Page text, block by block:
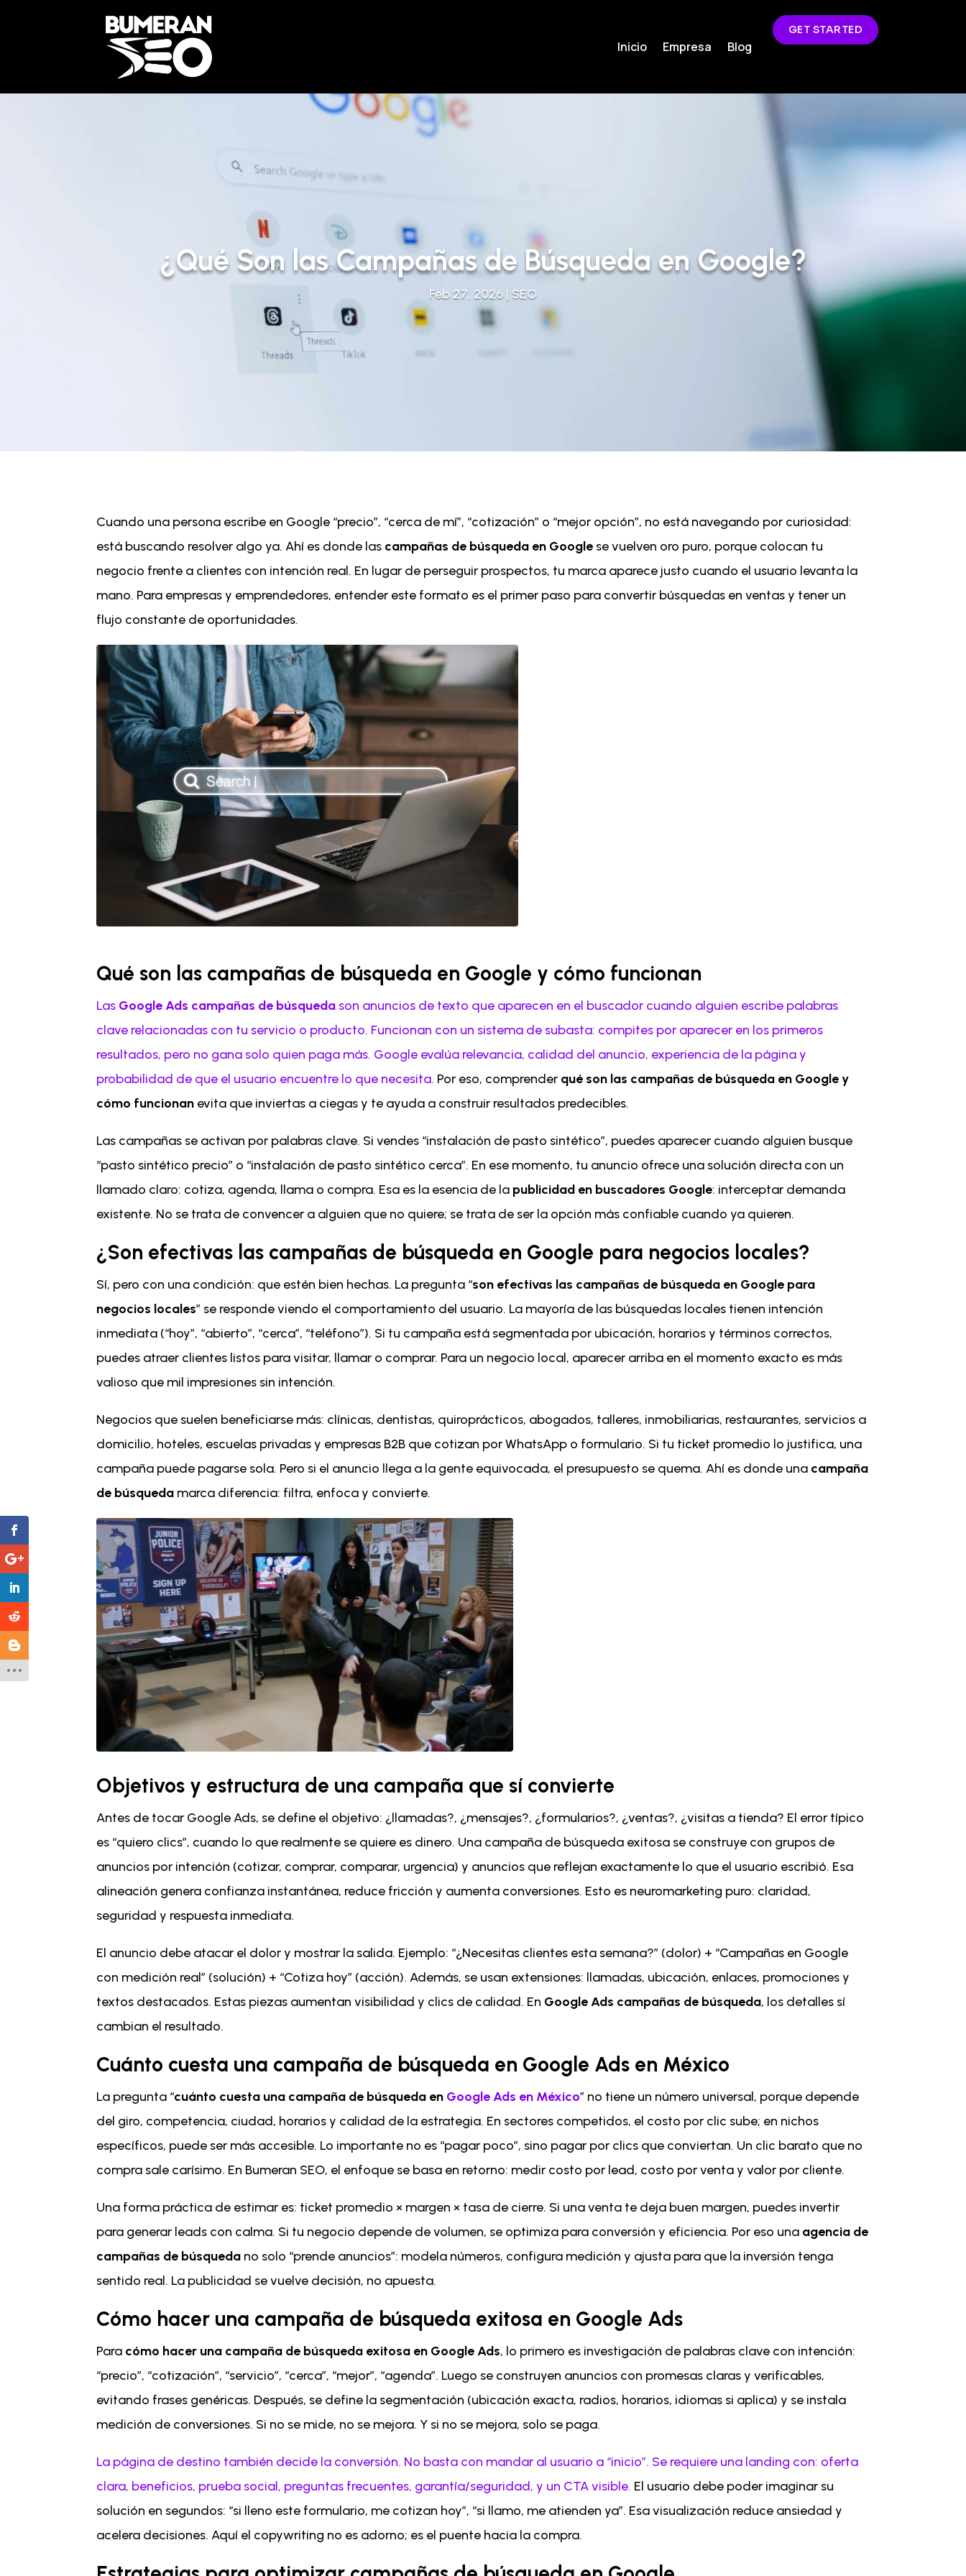
Inicio Empresa Blog
GET STARTED
¿Qué Son las Campañas de Búsqueda en Google?
Feb 27, 2026 | SEO
Cuando una persona escribe en Google “precio”, “cerca de mí”, “cotización” o “mejor opción”, no está navegando por curiosidad:
está buscando resolver algo ya. Ahí es donde las campañas de búsqueda en Google se vuelven oro puro, porque colocan tu
negocio frente a clientes con intención real. En lugar de perseguir prospectos, tu marca aparece justo cuando el usuario levanta la
mano. Para empresas y emprendedores, entender este formato es el primer paso para convertir búsquedas en ventas y tener un
flujo constante de oportunidades.
Qué son las campañas de búsqueda en Google y cómo funcionan
Las Google Ads campañas de búsqueda son anuncios de texto que aparecen en el buscador cuando alguien escribe palabras
clave relacionadas con tu servicio o producto. Funcionan con un sistema de subasta: compites por aparecer en los primeros
resultados, pero no gana solo quien paga más. Google evalúa relevancia, calidad del anuncio, experiencia de la página y
probabilidad de que el usuario encuentre lo que necesita. Por eso, comprenderqué son las campañas de búsqueda en Google y
cómo funcionan evita que inviertas a ciegas y te ayuda a construir resultados predecibles.
Las campañas se activan por palabras clave. Si vendes “instalación de pasto sintético”, puedes aparecer cuando alguien busque
“pasto sintético precio” o “instalación de pasto sintético cerca”. En ese momento, tu anuncio ofrece una solución directa con un
llamado claro: cotiza, agenda, llama o compra. Esa es la esencia de la publicidad en buscadores Google: interceptar demanda
existente. No se trata de convencer a alguien que no quiere; se trata de ser la opción más confiable cuando ya quieren.
¿Son efectivas las campañas de búsqueda en Google para negocios locales?
Sí, pero con una condición: que estén bien hechas. La pregunta “son efectivas las campañas de búsqueda en Google para
negocios locales” se responde viendo el comportamiento del usuario. La mayoría de las búsquedas locales tienen intención
inmediata (“hoy”, “abierto”, “cerca”, “teléfono”). Si tu campaña está segmentada por ubicación, horarios y términos correctos,
puedes atraer clientes listos para visitar, llamar o comprar. Para un negocio local, aparecer arriba en el momento exacto es más
valioso que mil impresiones sin intención.
Negocios que suelen beneficiarse más: clínicas, dentistas, quiroprácticos, abogados, talleres, inmobiliarias, restaurantes, servicios a
domicilio, hoteles, escuelas privadas y empresas B2B que cotizan por WhatsApp o formulario. Si tu ticket promedio lo justifica, una
campaña puede pagarse sola. Pero si el anuncio llega a la gente equivocada, el presupuesto se quema. Ahí es donde una campaña
de búsqueda marca diferencia: filtra, enfoca y convierte.
Objetivos y estructura de una campaña que sí convierte
Antes de tocar Google Ads, se define el objetivo: ¿llamadas?, ¿mensajes?, ¿formularios?, ¿ventas?, ¿visitas a tienda? El error típico
es “quiero clics”, cuando lo que realmente se quiere es dinero. Una campaña de búsqueda exitosa se construye con grupos de
anuncios por intención (cotizar, comprar, comparar, urgencia) y anuncios que reflejan exactamente lo que el usuario escribió. Esa
alineación genera confianza instantánea, reduce fricción y aumenta conversiones. Esto es neuromarketing puro: claridad,
seguridad y respuesta inmediata.
El anuncio debe atacar el dolor y mostrar la salida. Ejemplo: “¿Necesitas clientes esta semana?” (dolor) + “Campañas en Google
con medición real” (solución) + “Cotiza hoy” (acción). Además, se usan extensiones: llamadas, ubicación, enlaces, promociones y
textos destacados. Estas piezas aumentan visibilidad y clics de calidad. En Google Ads campañas de búsqueda, los detalles sí
cambian el resultado.
Cuánto cuesta una campaña de búsqueda en Google Ads en México
La pregunta “cuánto cuesta una campaña de búsqueda en Google Ads en México” no tiene un número universal, porque depende
del giro, competencia, ciudad, horarios y calidad de la estrategia. En sectores competidos, el costo por clic sube; en nichos
específicos, puede ser más accesible. Lo importante no es “pagar poco”, sino pagar por clics que conviertan. Un clic barato que no
compra sale carísimo. En Bumeran SEO, el enfoque se basa en retorno: medir costo por lead, costo por venta y valor por cliente.
Una forma práctica de estimar es: ticket promedio × margen × tasa de cierre. Si una venta te deja buen margen, puedes invertir
para generar leads con calma. Si tu negocio depende de volumen, se optimiza para conversión y eficiencia. Por eso una agencia de
campañas de búsqueda no solo “prende anuncios”: modela números, configura medición y ajusta para que la inversión tenga
sentido real. La publicidad se vuelve decisión, no apuesta.
Cómo hacer una campaña de búsqueda exitosa en Google Ads
Para cómo hacer una campaña de búsqueda exitosa en Google Ads, lo primero es investigación de palabras clave con intención:
“precio”, “cotización”, “servicio”, “cerca”, “mejor”, “agenda”. Luego se construyen anuncios con promesas claras y verificables,
evitando frases genéricas. Después, se define la segmentación (ubicación exacta, radios, horarios, idiomas si aplica) y se instala
medición de conversiones. Si no se mide, no se mejora. Y si no se mejora, solo se paga.
La página de destino también decide la conversión. No basta con mandar al usuario a “inicio”. Se requiere una landing con: oferta
clara, beneficios, prueba social, preguntas frecuentes, garantía/seguridad, y un CTA visible. El usuario debe poder imaginar su
solución en segundos: “si lleno este formulario, me cotizan hoy”, “si llamo, me atienden ya”. Esa visualización reduce ansiedad y
acelera decisiones. Aquí el copywriting no es adorno; es el puente hacia la compra.